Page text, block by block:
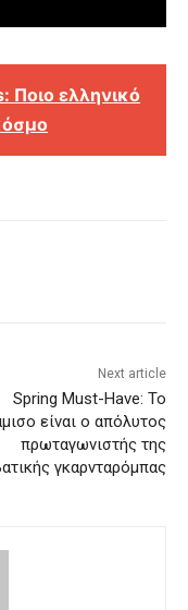
Ποιο ελληνικό
Next article
Spring Must-Have: Το
είναι ο απόλυτος
πρωταγωνιστής της
γκαρνταρόμπας